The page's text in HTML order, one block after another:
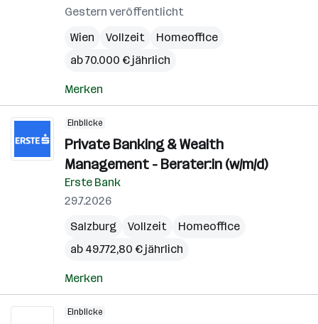
Gestern veröffentlicht
Wien
Vollzeit
Homeoffice
ab 70.000 € jährlich
Merken
Einblicke
Private Banking & Wealth
Management - Berater:in (w/m/d)
Erste Bank
29.7.2026
Salzburg
Vollzeit
Homeoffice
ab 49.772,80 € jährlich
Merken
Einblicke